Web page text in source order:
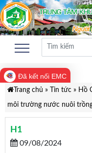
Đã kết nối EMC
Trang chủ » Tin tức» Hồ
môi trường nước nuôi
H1
09/08/2024